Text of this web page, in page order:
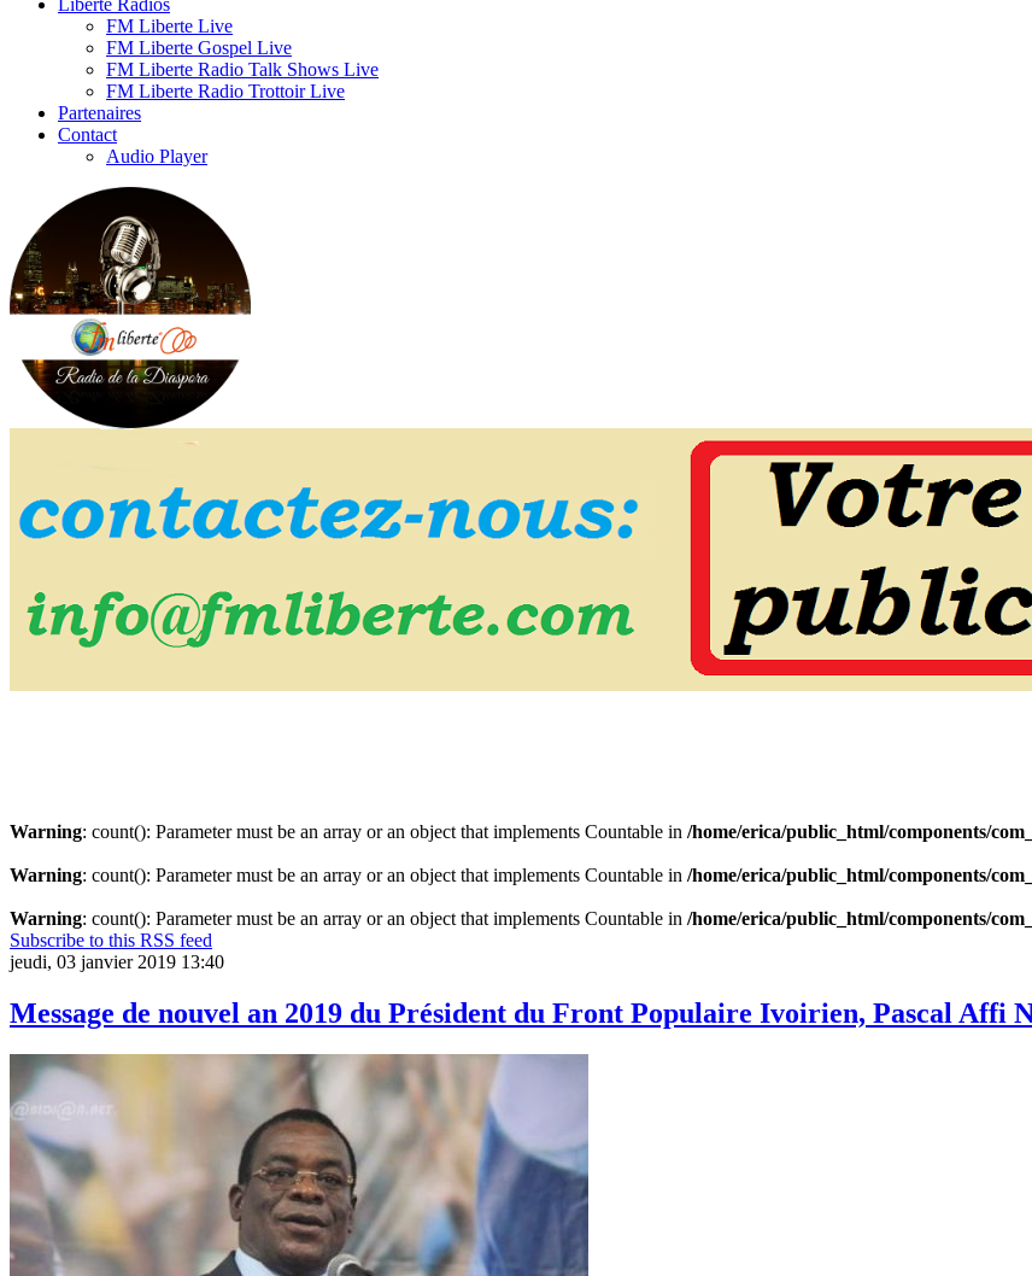
Liberte Radios
FM Liberte Live
FM Liberte Gospel Live
FM Liberte Radio Talk Shows Live
FM Liberte Radio Trottoir Live
Partenaires
Contact
Audio Player
Warning: count(): Parameter must be an array or an object that implements Countable in /home/erica/public_html/components/
Warning: count(): Parameter must be an array or an object that implements Countable in /home/erica/public_html/components/
Warning: count(): Parameter must be an array or an object that implements Countable in /home/erica/public_html/components/
Subscribe to this RSS feed
jeudi, 03 janvier 2019 13:40
Message de nouvel an 2019 du Président du Front Populaire Ivoirien, Pascal Affi